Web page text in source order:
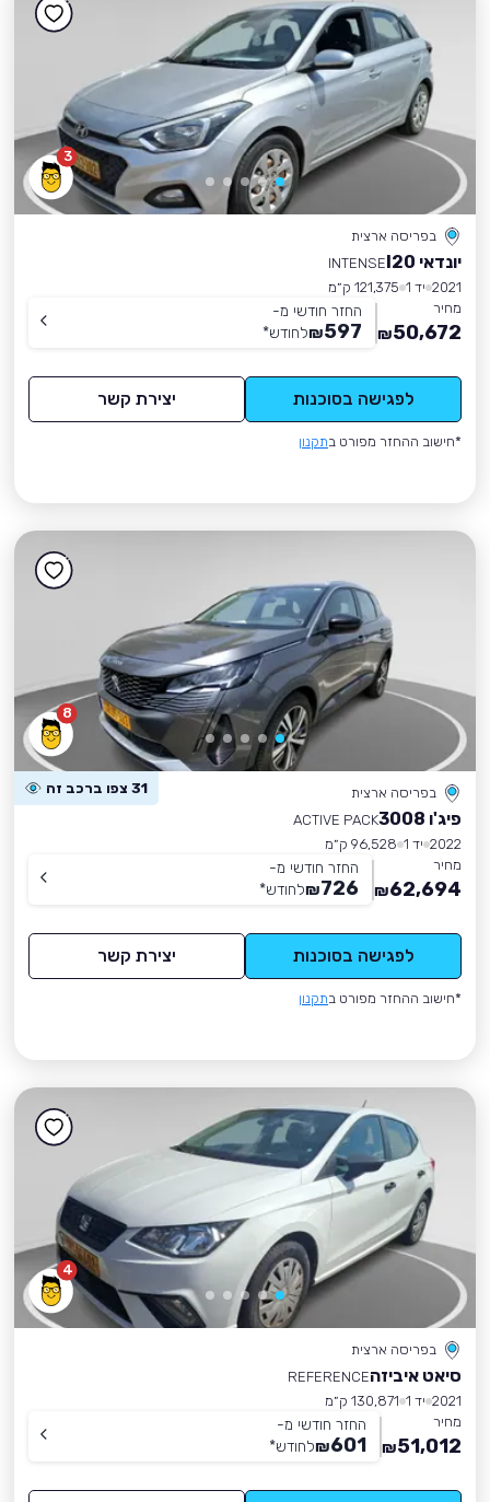
3
בפריסה ארצית
יונדאי I20
INTENSE
2021 יד 1
121,375 ק״מ
מחיר
50,672
₪
החזר חודשי מ-
597
₪לחודש*
לפגישה בסוכנות יצירת קשר
*חישוב ההחזר מפורט בתקנון
8
בפריסה ארצית 31 צפו ברכב זה
פיג'ו 3008
ACTIVE PACK
2022 יד 1
96,528 ק״מ
מחיר
62,694
₪
החזר חודשי מ-
726
₪לחודש*
לפגישה בסוכנות יצירת קשר
*חישוב ההחזר מפורט בתקנון
4
בפריסה ארצית
סיאט איביזהREFERENCE
2021 יד 1
130,871 ק״מ
מחיר
51,012
₪
החזר חודשי מ-
601
₪לחודש*